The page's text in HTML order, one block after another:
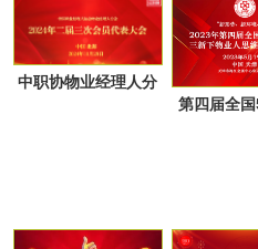
中职协物业经理人分
第四届全